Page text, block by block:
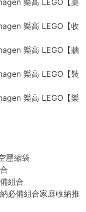
樂高 LEGO【桌
樂高 LEGO【收
樂高 LEGO【牆
樂高 LEGO【裝
樂高 LEGO【樂
壓縮袋
組合
必備組合家庭收納推